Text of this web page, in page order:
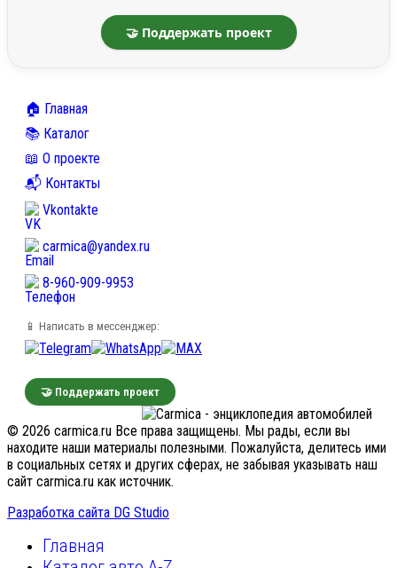
🤝 Поддержать проект
🏠 Главная
📚 Каталог
📖 О проекте
📬 Контакты
Vkontakte
carmica@yandex.ru
8-960-909-9953
📱 Написать в мессенджер:
🤝 Поддержать проект
© 2026 carmica.ru Все права защищены. Мы рады, если вы
находите наши материалы полезными. Пожалуйста, делитесь ими
в социальных сетях и других сферах, не забывая указывать наш
сайт carmica.ru как источник.
Разработка сайта DG Studio
Главная